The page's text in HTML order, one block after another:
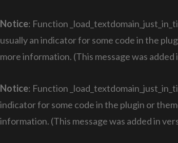
Notice: Function
usually an indicator for some code in the
more information. (This message was added
Notice: Function
indicator for some code in the plugin or
information. (This message was added in